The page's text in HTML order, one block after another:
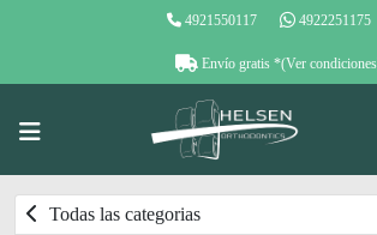
4921550117 4922251175
Envío gratis *(Ver
Todas las categorias